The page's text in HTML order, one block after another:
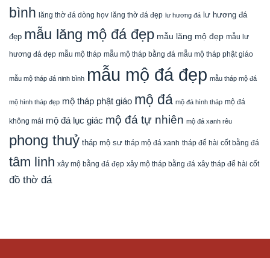
bình lăng thờ đá dòng họv lăng thờ đá đẹp lư hương đá lư hương đá
đẹp mẫu lăng mộ đá đẹp mẫu lăng mộ đẹp mẫu lư
hương đá đẹp mẫu mộ tháp mẫu mộ tháp bằng đá mẫu mộ tháp phật giáo
mẫu mộ tháp đá ninh bình mẫu mộ đá đẹp mẫu tháp mộ đá
mộ hình tháp đẹp mộ tháp phật giáo mộ đá mộ đá hình tháp mộ đá
không mái mộ đá lục giác mộ đá tự nhiên mộ đá xanh rêu
phong thuỷ tháp mộ sư tháp mộ đá xanh tháp để hài cốt bằng đá
tâm linh xây mộ bằng đá đẹp xây mộ tháp bằng đá xây tháp để hài cốt
đồ thờ đá